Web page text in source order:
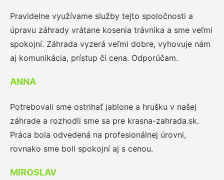
Pravidelne využívame služby tejto spoločnosti a
úpravu záhrady vrátane kosenia trávnika a sme veľmi
spokojní. Záhrada vyzerá veľmi dobre, vyhovuje nám
aj komunikácia, prístup či cena. Odporúčam.
ANNA
Potrebovali sme ostrihať jablone a hrušku v našej
záhrade a rozhodli sme sa pre krasna-zahrada.sk.
Práca bola odvedená na profesionálnej úrovni,
rovnako sme boli spokojní aj s cenou.
MIROSLAV